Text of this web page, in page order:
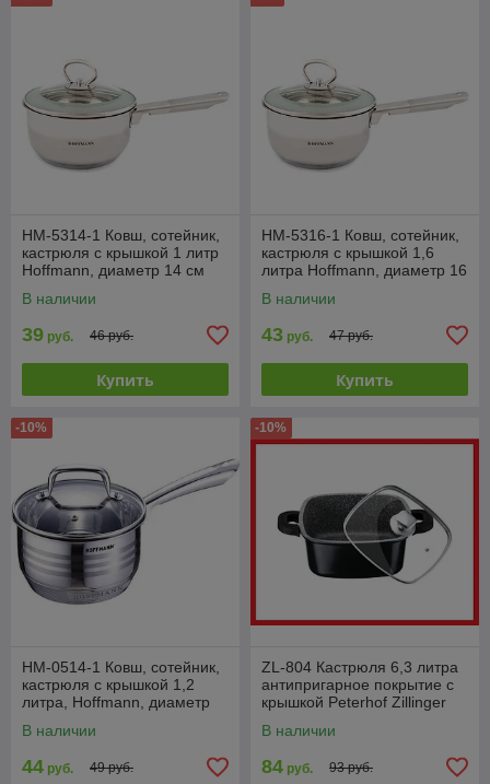
HM-5314-1 Ковш, сотейник,
кастрюля с крышкой 1 литр
Hoffmann, диаметр 14 см
В наличии
39 руб. 46 руб.
Купить
HM-5316-1 Ковш, сотейник,
кастрюля с крышкой 1,6
литра Hoffmann, диаметр 16
В наличии
43 руб. 47 руб.
Купить
-10%
HM-0514-1 Ковш, сотейник,
кастрюля с крышкой 1,2
литра, Hoffmann, диаметр
В наличии
44 руб. 49 руб.
-10%
ZL-804 Кастрюля 6,3 литра
антипригарное покрытие с
крышкой Peterhof Zillinger
В наличии
84 руб. 93 руб.